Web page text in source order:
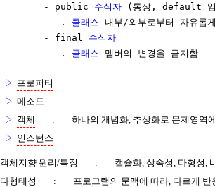
     - public
수식자 (통상, default
        .
클래스 내부/외부로부터 자유롭
     - final
수식자
        .
클래스
▷ 프로퍼티
▷ 메소드
▷ 객체 :
하나의 개념화, 추상화로 문제영역
▷ 인스턴스
객체지향 원리/특징 :
캡슐화, 상속성, 다형성,
다형태성 :
프로그램의 문맥에 따라, 다르게 반